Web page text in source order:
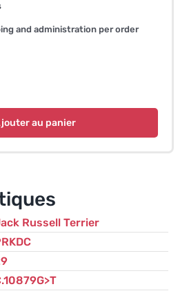
and administration per order
au panier
Russell Terrier